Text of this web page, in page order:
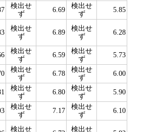
検出せ
ず
6.69
検出せ
ず
5.85
検出せ
ず
6.89
検出せ
ず
6.28
検出せ
ず
6.59
検出せ
ず
5.73
検出せ
ず
6.78
検出せ
ず
6.00
検出せ
ず
6.80
検出せ
ず
5.90
検出せ
ず
7.17
検出せ
ず
6.10
検出せ
検出せ